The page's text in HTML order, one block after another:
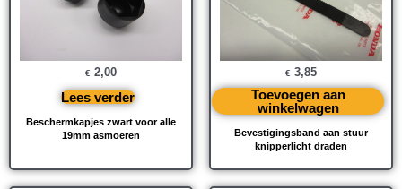
Beschermkapjes zwart voor alle
19mm asmoeren
€ 2,00
Lees verder
Bevestigingsband aan stuur
knipperlicht draden
€ 3,85
Toevoegen aan
winkelwagen